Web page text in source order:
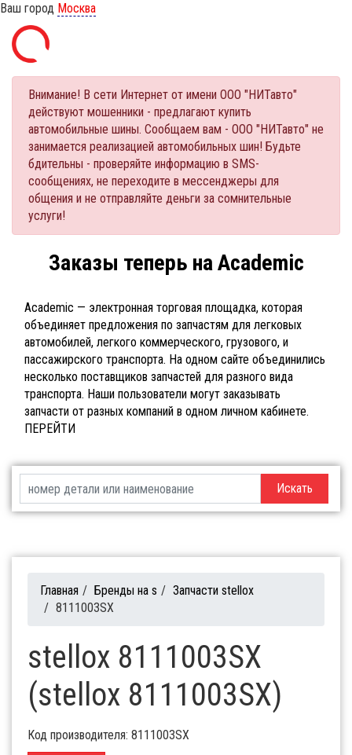
Ваш город Москва
Внимание! В сети Интернет от имени ООО "НИТавто"
действуют мошенники - предлагают купить
автомобильные шины. Сообщаем вам - ООО "НИТавто" не
занимается реализацией автомобильных шин! Будьте
бдительны - проверяйте информацию в SMS-
сообщениях, не переходите в мессенджеры для
общения и не отправляйте деньги за сомнительные
услуги!
Заказы теперь на Academic
Academic — электронная торговая площадка, которая
объединяет предложения по запчастям для легковых
автомобилей, легкого коммерческого, грузового, и
пассажирского транспорта. На одном сайте объединились
несколько поставщиков запчастей для разного вида
транспорта. Наши пользователи могут заказывать
запчасти от разных компаний в одном личном кабинете.
ПЕРЕЙТИ
Искать
Главная / Бренды на s / Запчасти stellox
/ 8111003SX
stellox 8111003SX
(stellox 8111003SX)
Код производителя: 8111003SX